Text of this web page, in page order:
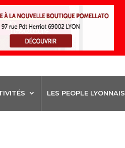
LES PEOPLE LYONNAIS